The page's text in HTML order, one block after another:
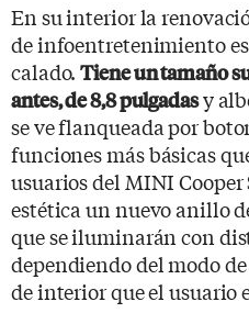
En su interior la
de infoentretenimiento
calado.Tiene un tamaño
antes, de 8,8 pulgadasy
se ve flanqueada por
funciones más básicas
usuarios del MINI Cooper
estética un nuevo anillo
que se iluminarán con
dependiendo del modo
de interior que el usuario